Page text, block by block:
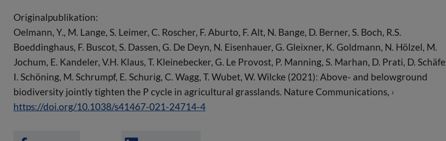
Originalpublikation:
Oelmann, Y., M. Lange, S. Leimer, C. Roscher, F. Aburto, F. Alt, N. Bange, D. Berner, S. Boch, R.S.
Boeddinghaus, F. Buscot, S. Dassen, G. De Deyn, N. Eisenhauer, G. Gleixner, K. Goldmann, N. Hölzel, M.
Jochum, E. Kandeler, V.H. Klaus, T. Kleinebecker, G. Le Provost, P. Manning, S. Marhan, D. Prati, D.
I. Schöning, M. Schrumpf, E. Schurig, C. Wagg, T. Wubet, W. Wilcke (2021): Above- and belowground
biodiversity jointly tighten the P cycle in agricultural grasslands. Nature Communications,
https://doi.org/10.1038/s41467-021-24714-4